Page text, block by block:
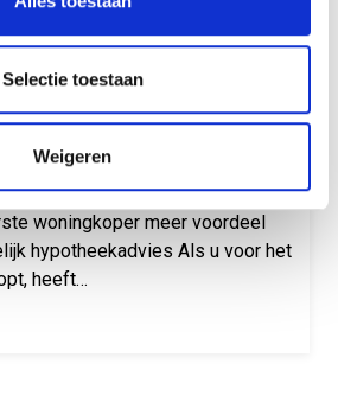
Selectie toestaan
Weigeren
eerste woningkoper meer
bij onafhankelijk
woningkoper meer voordeel
hypotheekadvies Als u voor het
heeft…